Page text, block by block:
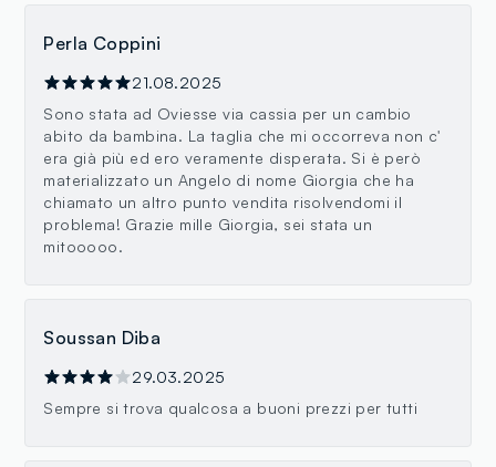
Perla Coppini
21.08.2025
Sono stata ad Oviesse via cassia per un cambio
abito da bambina. La taglia che mi occorreva non c'
era già più ed ero veramente disperata. Si è però
materializzato un Angelo di nome Giorgia che ha
chiamato un altro punto vendita risolvendomi il
problema! Grazie mille Giorgia, sei stata un
mitooooo.
Soussan Diba
29.03.2025
Sempre si trova qualcosa a buoni prezzi per tutti